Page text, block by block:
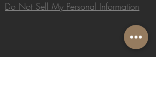
Do Not Sell My Personal Information